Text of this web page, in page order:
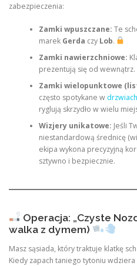
zabezpieczenia:
Zamki wpuszczane: Te
marek Gerda czy Lob.
Zamki nawierzchniowe:
prezentują się od wewnątrz.
Zamki wielopunktowe
często spotykane w drzwiach
ryglują skrzydło w wielu
Wizjery unikatowe: Jeśli
niestandardową średnicę
ekipa wykona precyzyjną
sztywno i bezpiecznie.
Operacja: „Czyste
walka z dymem)
Masz sąsiada, który traktuje klatkę
Kiedy zapach taniego tytoniu